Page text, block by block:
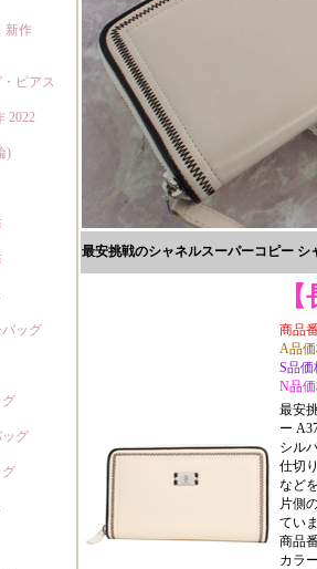
最安挑戦のシャネルスーパーコピー
商品
A品価
S品価
N品
最安
ー
シル
仕切
など
片側
てい
商品
カラ